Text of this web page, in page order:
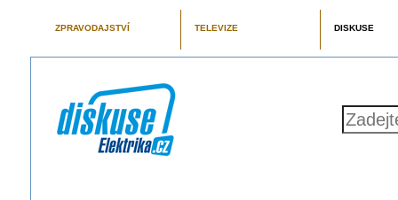
ZPRAVODAJSTVÍ TELEVIZE DISKUSE